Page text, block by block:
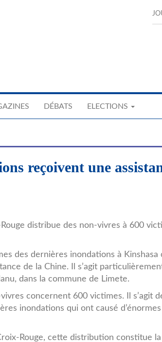
DÉBATS ELECTIONS
reçoivent une
distribue des non-vivres à 600
des dernières inondations à
de la Chine. Il s’agit
dans la commune de Limete.
concernent 600 victimes. Il s’agit
inondations qui ont causé
Rouge, cette distribution constitue